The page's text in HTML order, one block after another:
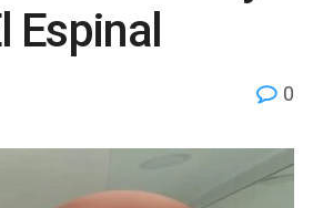
Espinal
0